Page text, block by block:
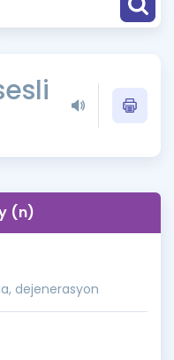
(n)
dejenerasyon